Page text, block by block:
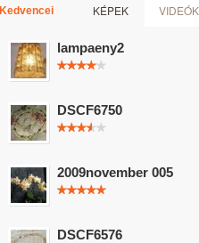
Kedvencei KÉPEK VIDEÓK
lampaeny2
DSCF6750
2009november 005
DSCF6576